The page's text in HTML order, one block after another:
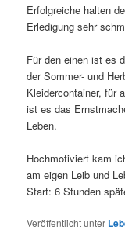
Erfolgreiche halten
Erledigung sehr
Für den einen ist es
der Sommer- und
Kleidercontainer, für
ist es das
Leben.
Hochmotiviert kam
am eigen Leib und
Start: 6 Stunden
Veröffentlicht unter